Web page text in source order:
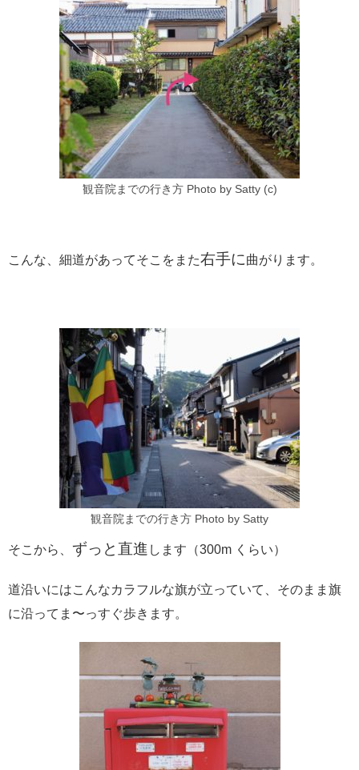
観音院までの行き方 Photo by Satty (c)
こんな、細道があってそこをまた右手に曲がります。
観音院までの行き方 Photo by Satty
そこから、 ずっと直進 します（300m くらい）
道沿いにはこんなカラフルな旗が立っていて、そのまま旗
に沿ってま〜っすぐ歩きます。